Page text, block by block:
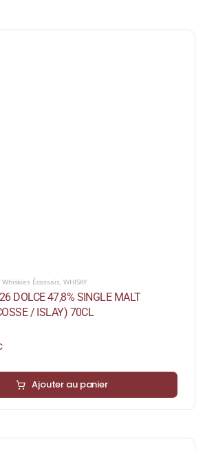
Whiskies Écossais,WHISKY
DOLCE 47,8% SINGLE MALT
/ ISLAY) 70CL
Ajouter au panier